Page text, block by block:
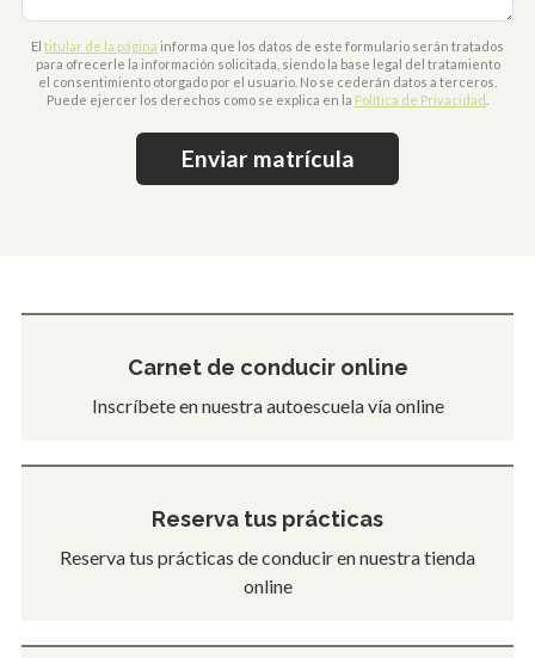
El titular de la página informa que los datos de este formulario serán tratados
para ofrecerle la información solicitada, siendo la base legal del tratamiento
el consentimiento otorgado por el usuario. No se cederán datos a terceros.
Puede ejercer los derechos como se explica en la Política de Privacidad
Carnet de conducir online
Inscríbete en nuestra autoescuela vía online
Reserva tus prácticas
Reserva tus prácticas de conducir en nuestra tienda
online